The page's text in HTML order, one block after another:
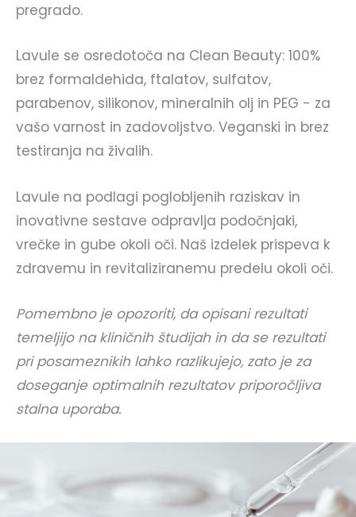
pregrado.
Lavule se osredotoča na Clean Beauty: 100%
brez formaldehida, ftalatov, sulfatov,
parabenov, silikonov, mineralnih olj in PEG - za
vašo varnost in zadovoljstvo. Veganski in brez
testiranja na živalih.
Lavule na podlagi poglobljenih raziskav in
inovativne sestave odpravlja podočnjaki,
vrečke in gube okoli oči. Naš izdelek prispeva k
zdravemu in revitaliziranemu predelu okoli oči.
Pomembno je opozoriti, da opisani rezultati
temeljijo na kliničnih študijah in da se rezultati
pri posameznikih lahko razlikujejo, zato je za
doseganje optimalnih rezultatov priporočljiva
stalna uporaba.